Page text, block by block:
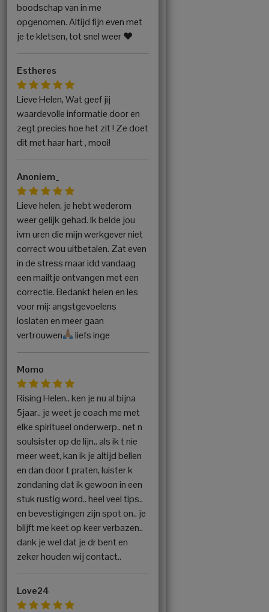
boodschap van in me
opgenomen. Altijd fijn even met
je te kletsen, tot snel weer ♥️
Estheres
Lieve Helen, Wat geef jij
waardevolle informatie door en
zegt precies hoe het zit ! Ze doet
dit met haar hart , mooi!
Anoniem_
Lieve helen, je hebt wederom
weer gelijk gehad. Ik belde jou
ivm uren die mijn werkgever niet
correct wou uitbetalen. Zat even
in de stress maar idd vandaag
een mailtje ontvangen met een
correctie. Bedankt helen en les
voor mij: angstgevoelens
loslaten en meer gaan
vertrouwen
liefs inge
Momo
Rising Helen.. ken je nu al bijna
5jaar.. je weet je coach me met
elke spiritueel onderwerp.. net n
soulsister op de lijn.. als ik t nie
meer weet, kan ik je altijd bellen
en dan door t praten, luister k
zondaning dat ik gewoon in een
stuk rustig word.. heel veel tips..
en bevestigingen zijn spot on.. je
blijft me keet op keer verbazen..
dank je wel dat je dr bent en
zeker houden wij contact..
Love24